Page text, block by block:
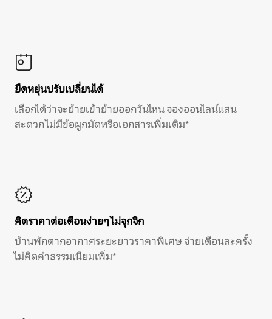
ยืดหยุ่นปรับเปลี่ยนได้
เลือกได้ว่าจะย้ายเข้าย้ายออกวันไหน จองออนไลน์แสน
สะดวก ไม่มีข้อผูกมัดหรือเอกสารเพิ่มเติม*
คิดราคาต่อเดือนง่ายๆ ไม่จุกจิก
บ้านพักตากอากาศระยะยาวราคาพิเศษ จ่ายเดือนละครั้ง
ไม่คิดค่าธรรมเนียมเพิ่ม*